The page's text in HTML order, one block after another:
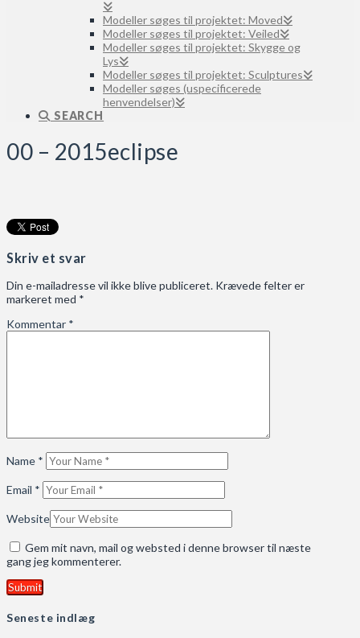
Modeller søges til projektet: Moved
Modeller søges til projektet: Veiled
Modeller søges til projektet: Skygge og
Lys
Modeller søges til projektet: Sculptures
Modeller søges (uspecificerede
henvendelser)
SEARCH
00 – 2015eclipse
Skriv et svar
Din e-mailadresse vil ikke blive publiceret. Krævede felter er
markeret med *
Kommentar *
Name *
Email *
Website
Gem mit navn, mail og websted i denne browser til næste
gang jeg kommenterer.
Seneste indlæg